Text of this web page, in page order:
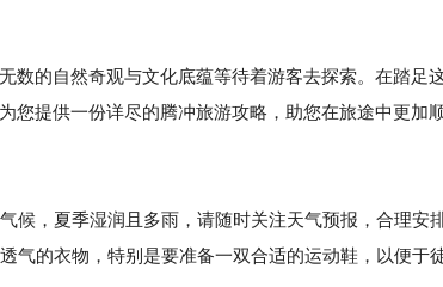
数的自然奇观与文化底蕴等待着游客去探索。在踏足
您提供一份详尽的腾冲旅游攻略，助您在旅途中更加顺
候，夏季湿润且多雨，请随时关注天气预报，合理安排
的衣物，特别是要准备一双合适的运动鞋，以便于徒